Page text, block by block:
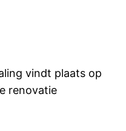
vindt plaats op
renovatie